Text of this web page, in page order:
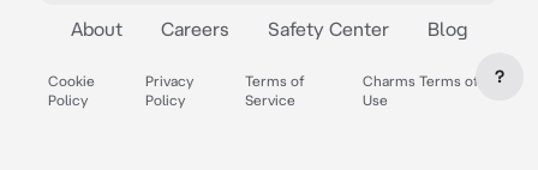
About Careers Safety Center Blog
Cookie
Policy
Privacy
Policy
Terms of
Service
Charms Terms of
Use
?